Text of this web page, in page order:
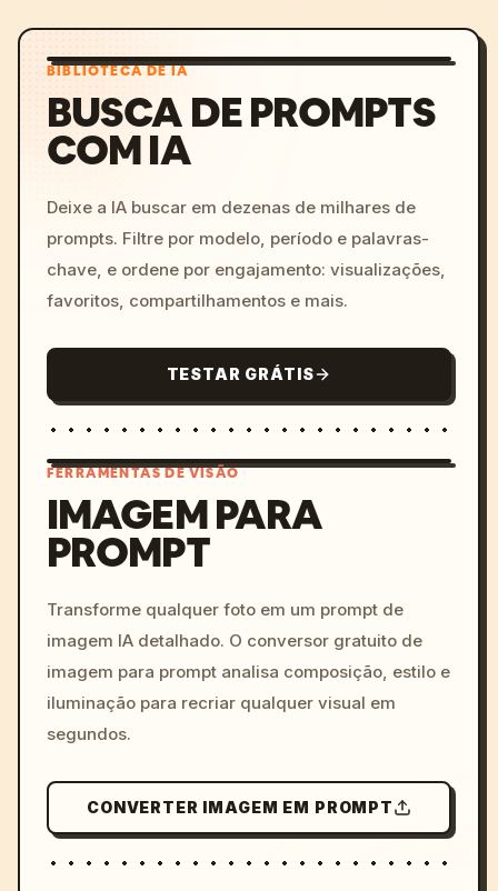
BIBLIOTECA DE IA
BUSCA DE PROMPTS
COM IA
Deixe a IA buscar em dezenas de milhares de
prompts. Filtre por modelo, período e palavras-
chave, e ordene por engajamento: visualizações,
favoritos, compartilhamentos e mais.
TESTAR GRÁTIS
colors, 8k --v 6.0
FERRAMENTAS DE VISÃO
IMAGEM PARA
PROMPT
Transforme qualquer foto em um prompt de
imagem IA detalhado. O conversor gratuito de
imagem para prompt analisa composição, estilo e
iluminação para recriar qualquer visual em
segundos.
CONVERTER IMAGEM EM PROMPT